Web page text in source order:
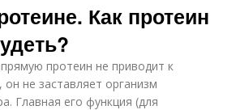
Как протеин
протеин не приводит к
не заставляет организм
Главная его функция (для